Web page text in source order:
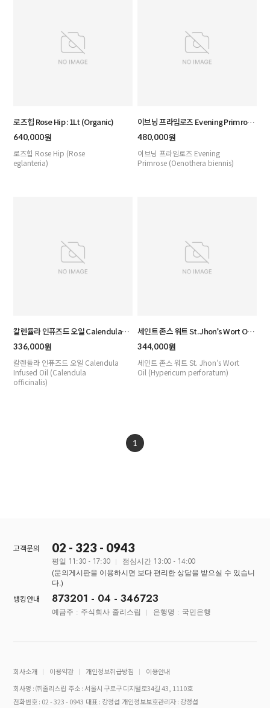
로즈힙 Rose Hip : 1Lt (Organic)
640,000원
로즈힙 Rose Hip (Rose
eglanteria)
이브닝 프라임로즈 Evening Primrose
: 1Lt (Organic)
480,000원
이브닝 프라임로즈 Evening
Primrose (Oenothera biennis)
칼렌듈라 인퓨즈드 오일 Calendula
Infused Oil : 1Lt
336,000원
칼렌듈라 인퓨즈드 오일 Calendula
Infused Oil (Calendula
officinalis)
세인트 존스 워트 St. Jhon’s Wort Oil :
1Lt
344,000원
세인트 존스 워트 St. Jhon’s Wort
Oil (Hypericum perforatum)
1
고객문의 02 - 323 - 0943
평일 11:30 - 17:30 점심시간 13:00 - 14:00
(문의게시판을 이용하시면 보다 편리한 상담을 받으실 수 있습니
다.)
뱅킹안내
873201 - 04 - 346723
예금주 : 주식회사 줄리스립 은행명 : 국민은행
회사소개 이용약관 개인정보취급방침
이용안내
회사명 : ㈜줄리스립 주소 : 서울시 구로구 디지털로34길 43, 1110호
전화번호 : 02 - 323 - 0943 대표 : 강정섭 개인정보보호관리자 : 강정섭